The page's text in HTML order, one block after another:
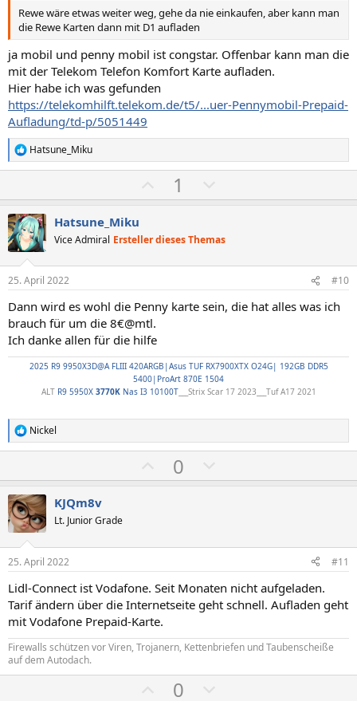
S
t
i
m
m
e
S
t
i
m
e
Rewe wäre etwas weiter weg, gehe da nie einkaufen, aber kann man
die Rewe Karten dann mit D1 aufladen
ja mobil und penny mobil ist congstar. Offenbar kann man die
mit der Telekom Telefon Komfort Karte aufladen.
Hier habe ich was gefunden
https://telekomhilft.telekom.de/t5/...uer-Pennymobil-Prepaid-
Aufladung/td-p/5051449
R
e
i
o
n
e
n
:
Hatsune_Miku
o
i
t
v
e
t
i
m
m
1
e
a
t
v
e
t
i
m
m
Hatsune_Miku
Vice Admiral Ersteller dieses Themas
25. April 2022 #10
Dann wird es wohl die Penny karte sein, die hat alles was ich
brauch für um die 8€@mtl.
Ich danke allen für die hilfe
2025 R9 9950X3D@A FLIII 420ARGB|Asus TUF RX7900XTX O24G| 192GB DDR5
5400|ProArt 870E 1504
ALTR9 5950X 3770K Nas I3 10100T___Strix Scar 17 2023___Tuf A17 2021
R
e
i
o
n
n
:
Nickel
o
t
v
e
S
t
i
m
m
0
e
t
v
e
S
t
i
m
KJQm8v
Lt. Junior Grade
25. April 2022 #11
Lidl-Connect ist Vodafone. Seit Monaten nicht aufgeladen.
Tarif ändern über die Internetseite geht schnell. Aufladen geht
mit Vodafone Prepaid-Karte.
Firewalls schützen vor Viren, Trojanern, Kettenbriefen und Taubenscheiße
auf dem Autodach.
0